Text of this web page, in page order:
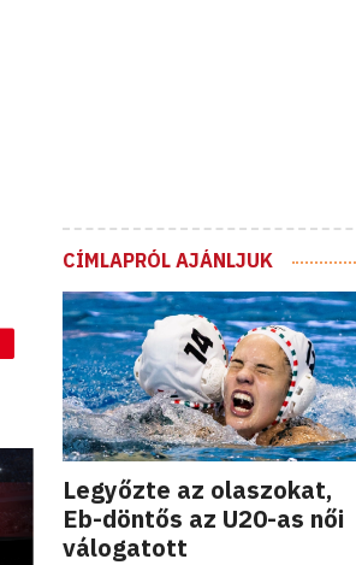
CÍMLAPRÓL AJÁNLJUK
Legyőzte az olaszokat,
Eb-döntős az U20-as női
válogatott